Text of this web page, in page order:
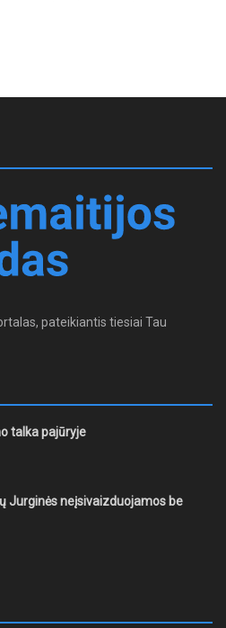
pateikiantis tiesiai Tau
talka pajūryje
Jurginės neįsivaizduojamos be